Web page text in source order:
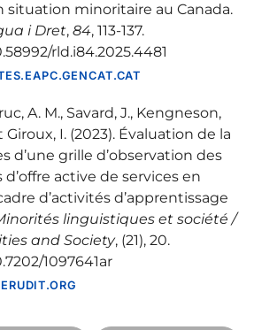
situation minoritaire au Canada.
i Dret, 84, 113‑137.
rld.i84.2025.4481
A. M., Savard, J., Kengneson,
Giroux, I. (2023). Évaluation de la
d’une grille d’observation des
active de services en
d’activités d’apprentissage
linguistiques et société /
and Society, (21), 20.
1097641ar